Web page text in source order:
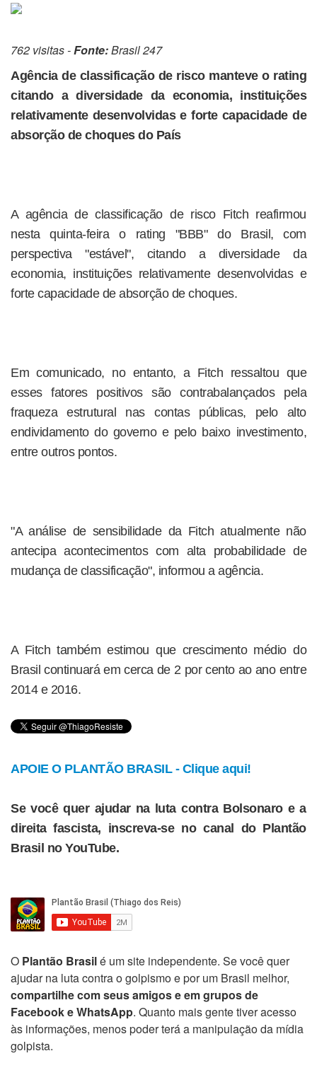
762 visitas -Fonte:Brasil 247
Agência de classificação de risco manteve o rating
citando a diversidade da economia, instituições
relativamente desenvolvidas e forte capacidade de
absorção de choques do País
A agência de classificação de risco Fitch reafirmou
nesta quinta-feira o rating "BBB" do Brasil, com
perspectiva "estável", citando a diversidade da
economia, instituições relativamente desenvolvidas e
forte capacidade de absorção de choques.
Em comunicado, no entanto, a Fitch ressaltou que
esses fatores positivos são contrabalançados pela
fraqueza estrutural nas contas públicas, pelo alto
endividamento do governo e pelo baixo investimento,
entre outros pontos.
"A análise de sensibilidade da Fitch atualmente não
antecipa acontecimentos com alta probabilidade de
mudança de classificação", informou a agência.
A Fitch também estimou que crescimento médio do
Brasil continuará em cerca de 2 por cento ao ano entre
2014 e 2016.
APOIE O PLANTÃO BRASIL - Clique aqui!
Se você quer ajudar na luta contra Bolsonaro e a
direita fascista, inscreva-se no canal do Plantão
Brasil no YouTube.
O Plantão Brasilé um site independente. Se você quer
ajudar na luta contra o golpismo e por um Brasil melhor,
compartilhe com seus amigos e em grupos de
Facebook e WhatsApp. Quanto mais gente tiver acesso
às informações, menos poder terá a manipulação da mídia
golpista.